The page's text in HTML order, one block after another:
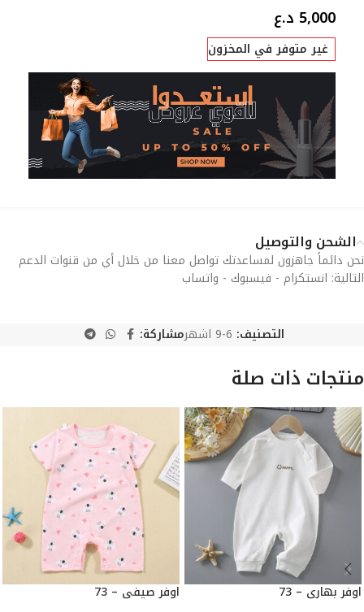
5,000 د.ع
غير متوفر في المخزون
الشحن والتوصيل
نحن دائماً جاهزون لمساعدتك تواصل معنا من خلال أي من قنوات الدعم
التالية: انستكرام - فيسبوك - واتساب
التصنيف: 6-9 اشهر مشاركة:
منتجات ذات صلة
اوفر بهاري – 73
اوفر صيفي – 73